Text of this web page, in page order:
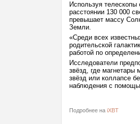
Используя
расстоянии 130 000
превышает массу
Земли.
«Среди всех
родительской
работой по
Исследователи
звёзд, где магнетары
звёзд или коллапсе
наблюдения с
Подробнее на iXBT